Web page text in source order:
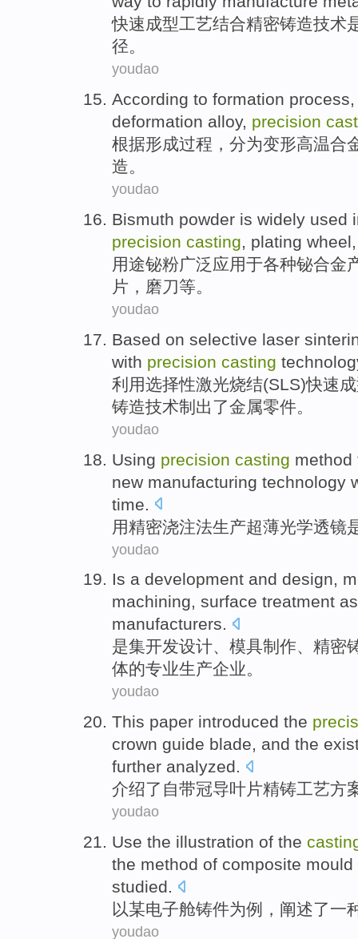
快速成型工艺结合精密铸造技术
径。
youdao
According to formation process
deformation alloy, precision
根据形成过程 ， 分为变形高温合
造。
youdao
Bismuth powder is widely used
precision casting, plating wheel
用途铋粉广泛应用于各种铋合金
片 ， 磨刀等。
youdao
Based on selective laser
with precision casting
利用选择性激光烧结(SLS)快速
铸造技术制出了金属零件。
youdao
Using precision casting method
new manufacturing technology
time.
用精密浇注法生产超薄光学透镜
youdao
Is a development and design,
machining, surface treatment as
manufacturers.
是集开发设计、 模具制作、 精密
体的专业生产企业。
youdao
This paper introduced the
crown guide blade, and the
further analyzed.
介绍了 自带冠导叶片精铸工艺方
youdao
Use the illustration of the
the method of composite mould
studied.
以某电子舱铸件为例，阐述了一
youdao